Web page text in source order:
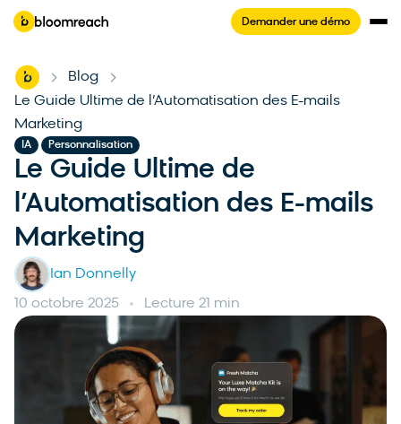
Demander une démo
Home Blog
Le Guide Ultime de l’Automatisation des E-mails
Marketing
IA Personnalisation
Le Guide Ultime de
l’Automatisation des E-mails
Marketing
Ian Donnelly
10 octobre 2025 Lecture 21 min